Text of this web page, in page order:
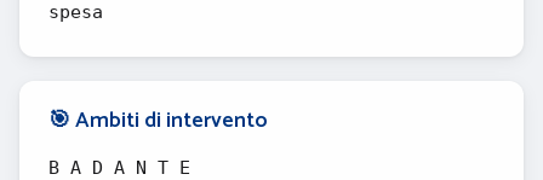
spesa
🎯 Ambiti di intervento
B A D A N T E